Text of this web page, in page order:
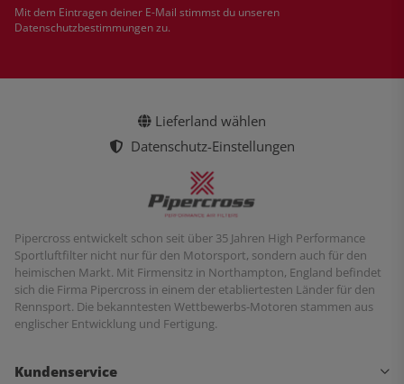
Mit dem Eintragen deiner E-Mail stimmst du unseren
Datenschutzbestimmungenzu.
Lieferland wählen
Datenschutz-Einstellungen
Pipercross entwickelt schon seit über 35 Jahren High Performance
Sportluftfilter nicht nur für den Motorsport, sondern auch für den
heimischen Markt. Mit Firmensitz in Northampton, England befindet
sich die Firma Pipercross in einem der etabliertesten Länder für den
Rennsport. Die bekanntesten Wettbewerbs-Motoren stammen aus
englischer Entwicklung und Fertigung.
Kundenservice